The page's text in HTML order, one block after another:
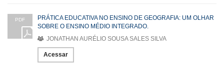
PDF
PRÁTICA EDUCATIVA NO ENSINO DE GEOGRAFIA: UM OLHAR
SOBRE O ENSINO MÉDIO INTEGRADO.
JONATHAN AURÉLIO SOUSA SALES SILVA
Acessar